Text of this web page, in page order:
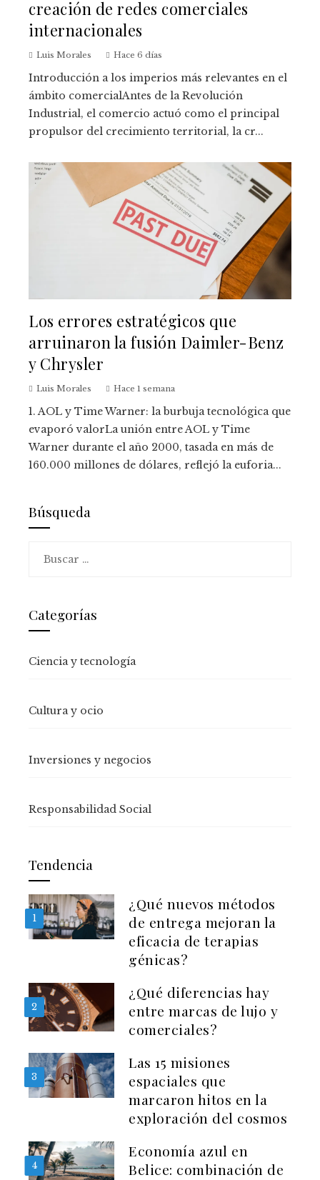
creación de redes comerciales
internacionales
Luis Morales Hace 6 días
Introducción a los imperios más relevantes en el
ámbito comercialAntes de la Revolución
Industrial, el comercio actuó como el principal
propulsor del crecimiento territorial, la cr...
Los errores estratégicos que
arruinaron la fusión Daimler-Benz
y Chrysler
Luis Morales Hace 1 semana
1. AOL y Time Warner: la burbuja tecnológica que
evaporó valorLa unión entre AOL y Time
Warner durante el año 2000, tasada en más de
160.000 millones de dólares, reflejó la euforia...
Búsqueda
Categorías
Ciencia y tecnología
Cultura y ocio
Inversiones y negocios
Responsabilidad Social
Tendencia
1
¿Qué nuevos métodos
de entrega mejoran la
eficacia de terapias
génicas?
2
¿Qué diferencias hay
entre marcas de lujo y
comerciales?
3
Las 15 misiones
espaciales que
marcaron hitos en la
exploración del cosmos
4
Economía azul en
Belice: combinación de